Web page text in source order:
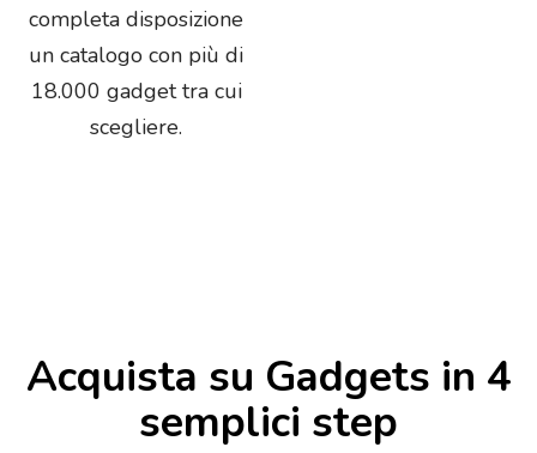
completa disposizione
un catalogo con più di
18.000 gadget tra cui
scegliere.
Acquista su Gadgets in 4
semplici step